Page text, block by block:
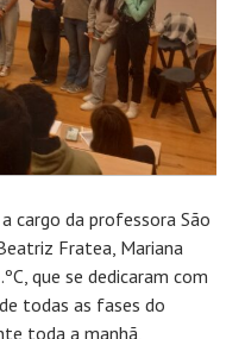
cargo da professora São
Fratea, Mariana
que se dedicaram com
todas as fases do
toda a manhã,